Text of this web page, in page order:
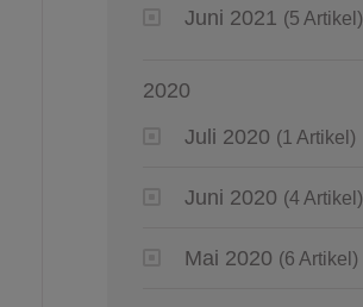
Juni 2021 (5 Artikel)
2020
Juli 2020 (1 Artikel)
Juni 2020 (4 Artikel)
Mai 2020 (6 Artikel)